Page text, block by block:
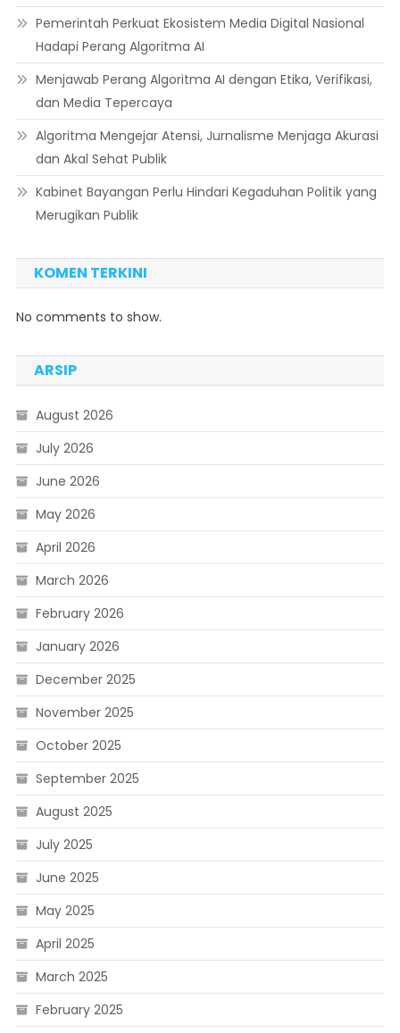
Pemerintah Perkuat Ekosistem Media Digital Nasional
Hadapi Perang Algoritma AI
Menjawab Perang Algoritma AI dengan Etika, Verifikasi,
dan Media Tepercaya
Algoritma Mengejar Atensi, Jurnalisme Menjaga Akurasi
dan Akal Sehat Publik
Kabinet Bayangan Perlu Hindari Kegaduhan Politik yang
Merugikan Publik
KOMEN TERKINI
No comments to show.
ARSIP
August 2026
July 2026
June 2026
May 2026
April 2026
March 2026
February 2026
January 2026
December 2025
November 2025
October 2025
September 2025
August 2025
July 2025
June 2025
May 2025
April 2025
March 2025
February 2025